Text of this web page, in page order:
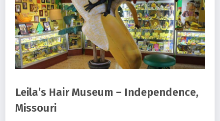
Leila’s Hair Museum – Independence,
Missouri